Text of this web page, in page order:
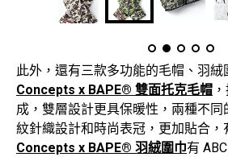
此外，還有三款多功能的毛帽、羽絨
Concepts x BAPE® 雙面托克毛帽
成，雙層設計更具保暖性，兩種不
紋針織設計和時尚表冠，更加貼合，
Concepts x BAPE® 羽絨圍巾有